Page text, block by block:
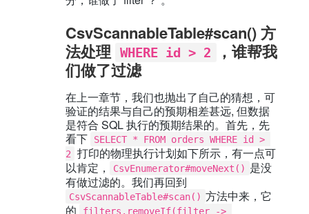
CsvScannableTable#scan() 方
法处理
WHERE id > 2
，谁帮我
们做了过滤
在上一章节，我们也抛出了自己的猜想，可
验证的结果与自己的预期相差甚远, 但数据
是符合 SQL 执行的预期结果的。首先，先
看下
SELECT * FROM orders WHERE id >
2
打印的物理执行计划如下所示，有一点可
以肯定，
CsvEnumerator#moveNext() 是没
有做过滤的。我们再回到
CsvScannableTable#scan() 方法中来，它
的
filters.removeIf(filter ->